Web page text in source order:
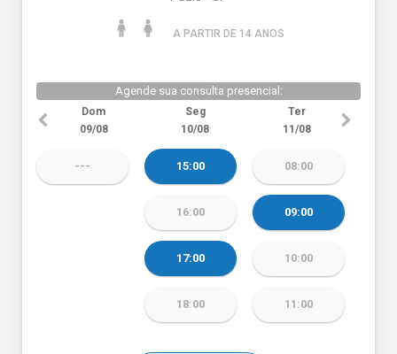
A PARTIR DE 14 ANOS
Agende sua consulta presencial:
Dom
09/08
Seg
10/08
Ter
11/08
--- 15:00
16:00
17:00
18:00
08:00
09:00
10:00
11:00